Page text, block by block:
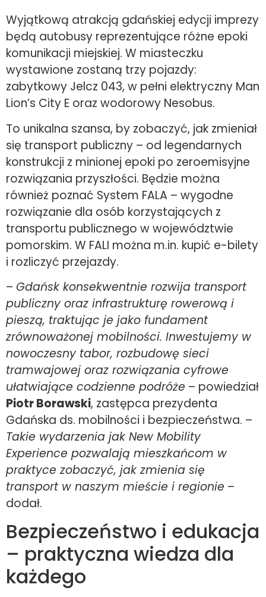
Wyjątkową atrakcją gdańskiej edycji imprezy
będą autobusy reprezentujące różne epoki
komunikacji miejskiej. W miasteczku
wystawione zostaną trzy pojazdy:
zabytkowy Jelcz 043, w pełni elektryczny Man
Lion’s City E oraz wodorowy Nesobus.
To unikalna szansa, by zobaczyć, jak zmieniał
się transport publiczny – od legendarnych
konstrukcji z minionej epoki po zeroemisyjne
rozwiązania przyszłości. Będzie można
również poznać System FALA – wygodne
rozwiązanie dla osób korzystających z
transportu publicznego w województwie
pomorskim. W FALI można m.in. kupić e-bilety
i rozliczyć przejazdy.
– Gdańsk konsekwentnie rozwija transport
publiczny oraz infrastrukturę rowerową i
pieszą, traktując je jako fundament
zrównoważonej mobilności. Inwestujemy w
nowoczesny tabor, rozbudowę sieci
tramwajowej oraz rozwiązania cyfrowe
ułatwiające codzienne podróże – powiedział
Piotr Borawski, zastępca prezydenta
Gdańska ds. mobilności i bezpieczeństwa. –
Takie wydarzenia jak New Mobility
Experience pozwalają mieszkańcom w
praktyce zobaczyć, jak zmienia się
transport w naszym mieście i regionie –
dodał.
Bezpieczeństwo i edukacja
– praktyczna wiedza dla
każdego